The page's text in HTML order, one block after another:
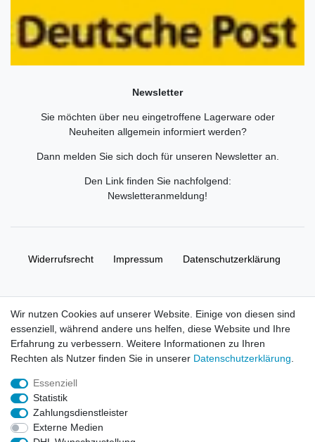
Newsletter
Sie möchten über neu eingetroffene Lagerware oder
Neuheiten allgemein informiert werden?
Dann melden Sie sich doch für unseren Newsletter an.
Den Link finden Sie nachfolgend:
Newsletteranmeldung!
Widerrufs­recht Impressum Daten­schutz­erklärung
© Copyright 2026 | Alle Rechte vorbehalten. HL-
Handelsgesellschaft mbH.
Alle Markennamen, Warenzeichen sowie sämtliche Produktbilder
und Beschreibungen sind Eigentum Ihrer rechtmäßigen
Eigentümer und dienen hier nur der Beschreibung.
Wir nutzen Cookies auf unserer Website. Einige von diesen sind
essenziell, während andere uns helfen, diese Website und Ihre
Erfahrung zu verbessern. Weitere Informationen zu Ihren
Rechten als Nutzer finden Sie in unserer Daten­schutz­erklärung
Essenziell
Statistik
Zahlungsdienstleister
Externe Medien